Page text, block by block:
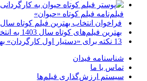
فیلم‌نامه فیلم کوتاه «حیوان»
فراخوان انتخاب بهترین فیلم کوتاه سال ۱۴۰4
بهترین فیلم‌های کوتاه سال 1403 به انتخاب فیدان
13 نکته برای «دستیار اول کارگردان» بهتری بودن
شناسنامه فیدان
تماس با ما
سیستم ارزش‌گذاری فیلم‌ها